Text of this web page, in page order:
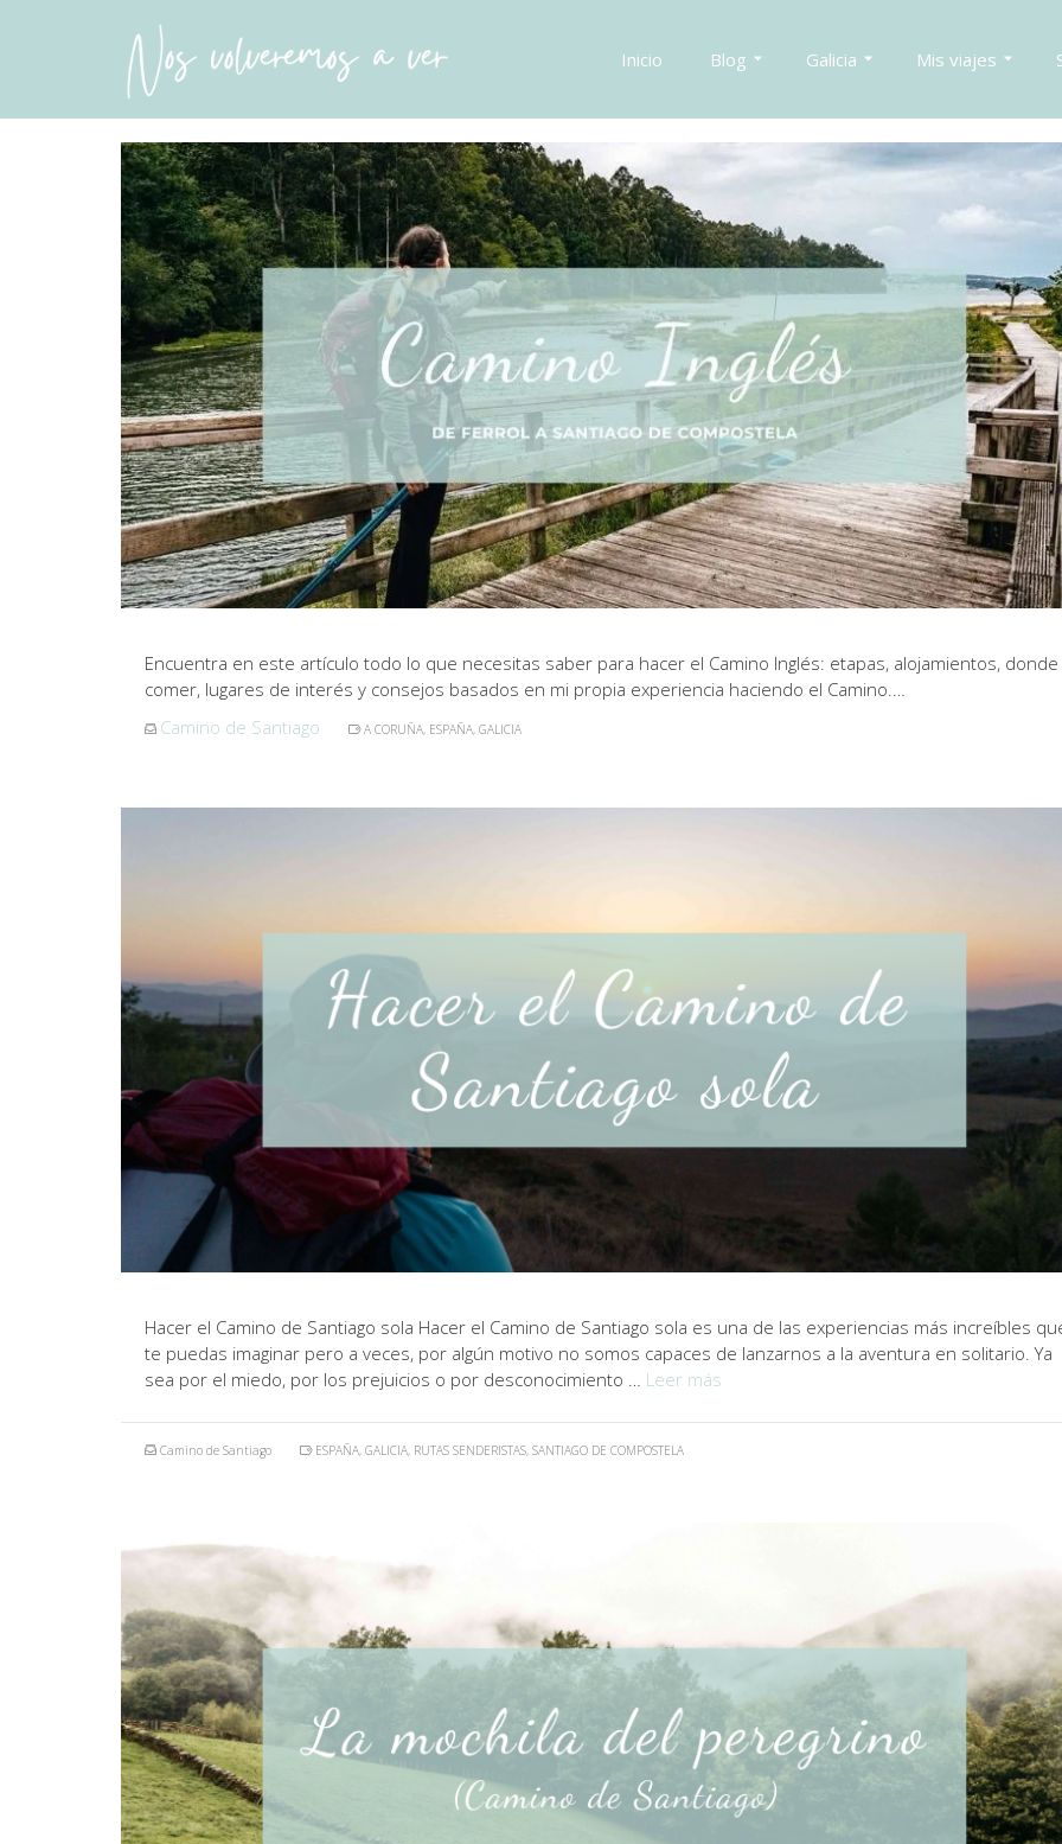
Inicio Blog Galicia Mis viajes
Encuentra en este artículo todo lo que necesitas saber para hacer el Camino Inglés: etapas, alojamientos, donde
comer, lugares de interés y consejos basados en mi propia experiencia haciendo el Camino.…
Camino de Santiago
A CORUÑA, ESPAÑA, GALICIA
Hacer el Camino de Santiago sola Hacer el Camino de Santiago sola es una de las experiencias más increíbles
te puedas imaginar pero a veces, por algún motivo no somos capaces de lanzarnos a la aventura en solitario. Ya
sea por el miedo, por los prejuicios o por desconocimiento … Leer más
Camino de Santiago ESPAÑA, GALICIA, RUTAS SENDERISTAS, SANTIAGO DE COMPOSTELA